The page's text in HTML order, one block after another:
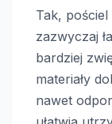
Tak,
zazwyczaj
bardziej
materiały
nawet